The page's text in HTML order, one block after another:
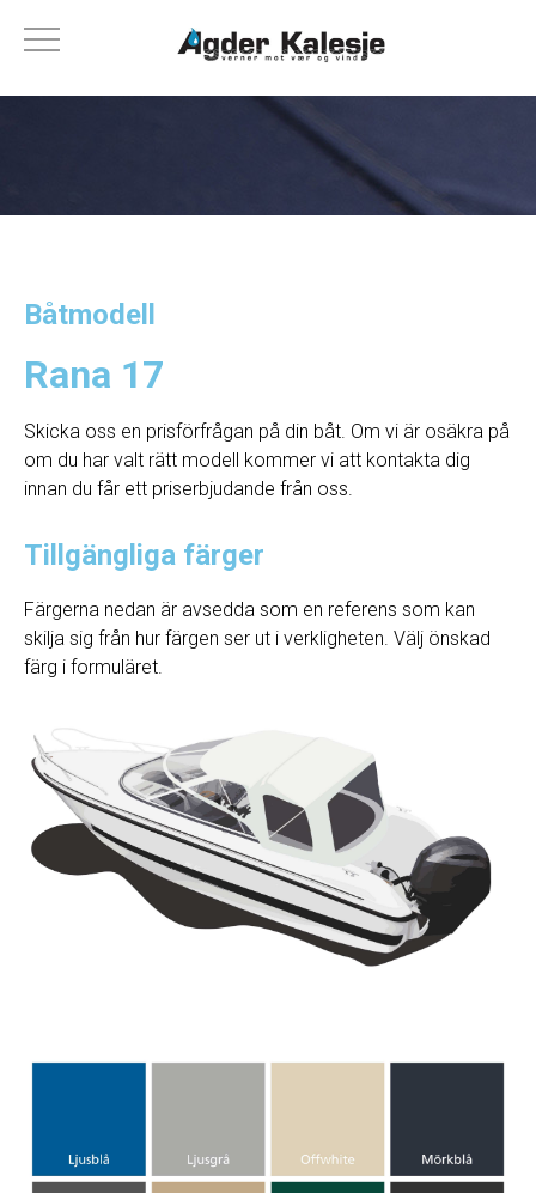
Båtmodell
Rana 17
Skicka oss en prisförfrågan på din båt. Om vi ​​är osäkra på
om du har valt rätt modell kommer vi att kontakta dig
innan du får ett priserbjudande från oss.
Tillgängliga färger
Färgerna nedan är avsedda som en referens som kan
skilja sig från hur färgen ser ut i verkligheten. Välj önskad
färg i formuläret.